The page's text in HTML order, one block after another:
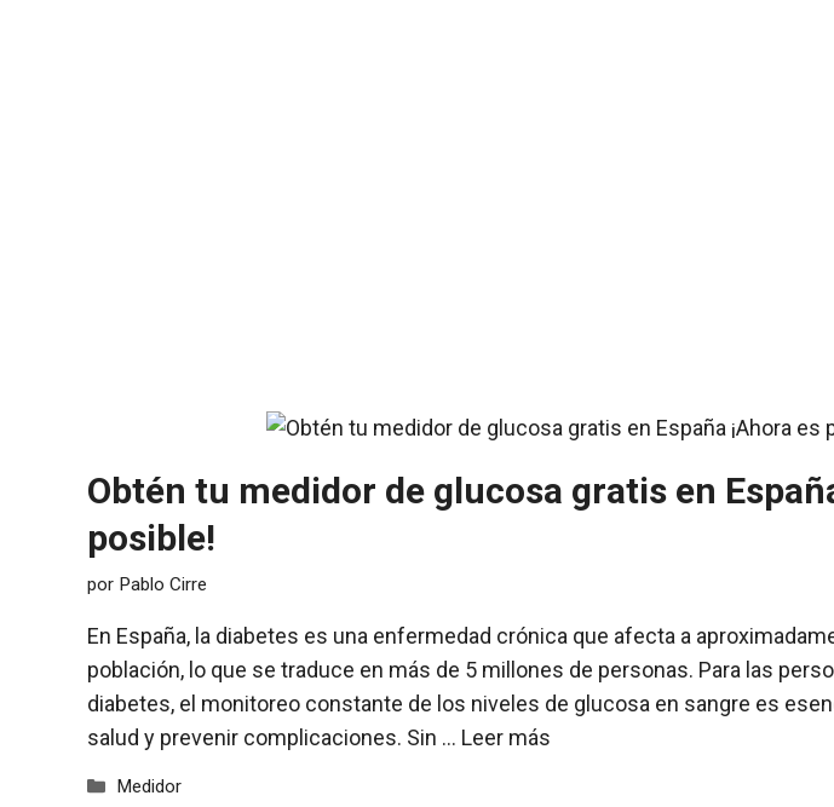
Obtén tu medidor de glucosa gratis en
posible!
por Pablo Cirre
En España, la diabetes es una enfermedad crónica que afecta a
población, lo que se traduce en más de 5 millones de personas. Para las
diabetes, el monitoreo constante de los niveles de glucosa en sangre es
salud y prevenir complicaciones. Sin … Leer más
Categorías
Medidor